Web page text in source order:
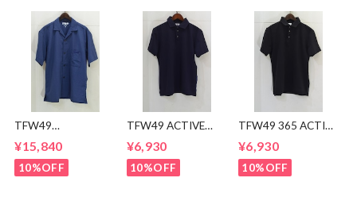
TFW49
OPEN COLLAR
SHIRTS
¥15,840
10%OFF
TFW49 ACTIVE
¥6,930
10%OFF
TFW49 365 ACTIVE
¥6,930
10%OFF